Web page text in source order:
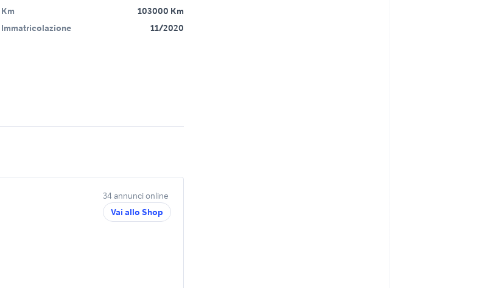
Km
103000 Km
Immatricolazione
11/2020
34 annunci online
Vai allo Shop